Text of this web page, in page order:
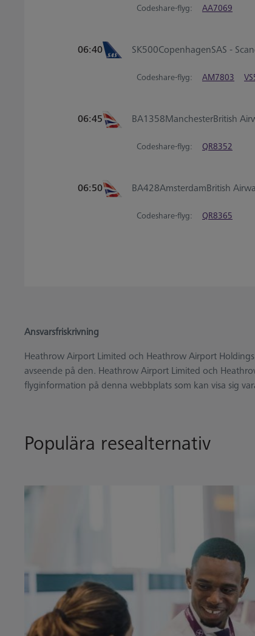
Codeshare-flyg: AA7069
06:40 SK500CopenhagenSAS -
Codeshare-flyg: AM7803
06:45 BA1358ManchesterBritish
Codeshare-flyg: QR8352
06:50 BA428AmsterdamBritish
Codeshare-flyg: QR8365
Ansvarsfriskrivning
Heathrow Airport Limited och Heathrow Airport
avseende på den. Heathrow Airport Limited och
flyginformation på denna webbplats som kan visa sig
Populära resealternativ